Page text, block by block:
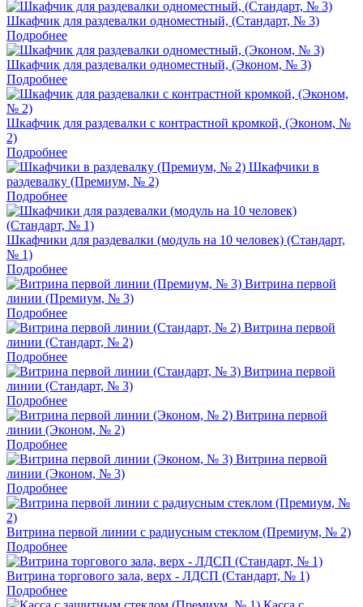
Шкафчик для раздевалки одноместный, (Стандарт, № 3)
Подробнее
Шкафчик для раздевалки одноместный, (Эконом, № 3)
Подробнее
Шкафчик для раздевалки с контрастной кромкой, (Эконом, №
2)
Подробнее
Шкафчики в
раздевалку (Премиум, № 2)
Подробнее
Шкафчики для раздевалки (модуль на 10 человек) (Стандарт,
№ 1)
Подробнее
Витрина первой
линии (Премиум, № 3)
Подробнее
Витрина первой
линии (Стандарт, № 2)
Подробнее
Витрина первой
линии (Стандарт, № 3)
Подробнее
Витрина первой
линии (Эконом, № 2)
Подробнее
Витрина первой
линии (Эконом, № 3)
Подробнее
Витрина первой линии с радиусным стеклом (Премиум, № 2)
Подробнее
Витрина торгового зала, верх - ЛДСП (Стандарт, № 1)
Подробнее